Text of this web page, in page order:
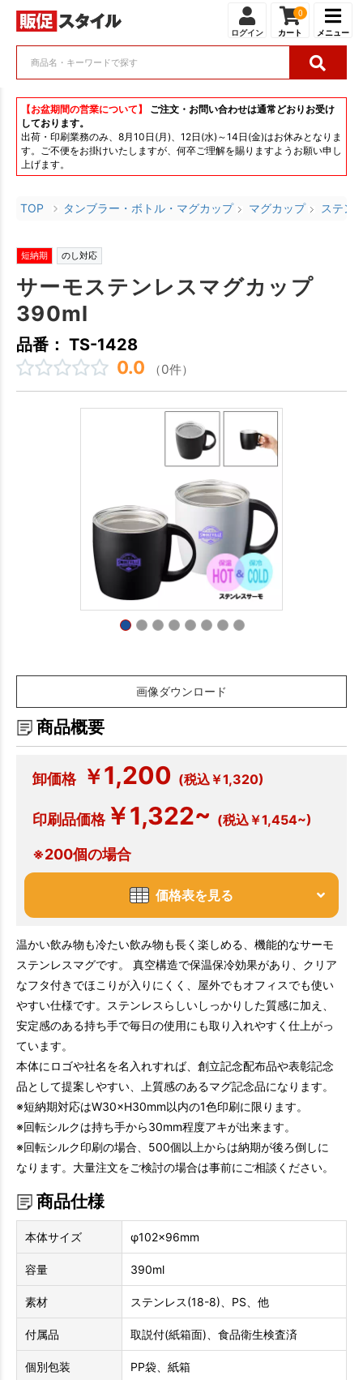
ログイン
0
カート メニュー
【お盆期間の営業について】
ご注文・お問い合わせは通常どおりお受け
しております。
出荷・印刷業務のみ、8月10日(月)、12日(水)～14日(金)はお休みとなりま
す。ご不便をお掛けいたしますが、何卒ご理解を賜りますようお願い申し
上げます。
TOP タンブラー・ボトル・マグカップ マグカップ ステン
短納期 のし対応
サーモステンレスマグカップ
390ml
品番： TS-1428
0.0 （0件）
画像ダウンロード
商品概要
卸価格 ￥1,200 (税込￥1,320)
印刷品価格￥1,322~ (税込￥1,454~)
※200個の場合
価格表を見る
温かい飲み物も冷たい飲み物も長く楽しめる、機能的なサーモ
ステンレスマグです。 真空構造で保温保冷効果があり、クリア
なフタ付きでほこりが入りにくく、屋外でもオフィスでも使い
やすい仕様です。ステンレスらしいしっかりした質感に加え、
安定感のある持ち手で毎日の使用にも取り入れやすく仕上がっ
ています。
本体にロゴや社名を名入れすれば、創立記念配布品や表彰記念
品として提案しやすい、上質感のあるマグ記念品になります。
※短納期対応はW30×H30mm以内の1色印刷に限ります。
※回転シルクは持ち手から30mm程度アキが出来ます。
※回転シルク印刷の場合、500個以上からは納期が後ろ倒しに
なります。大量注文をご検討の場合は事前にご相談ください。
商品仕様
本体サイズ φ102×96mm
容量 390ml
素材 ステンレス(18-8)、PS、他
付属品 取説付(紙箱面)、食品衛生検査済
個別包装 PP袋、紙箱